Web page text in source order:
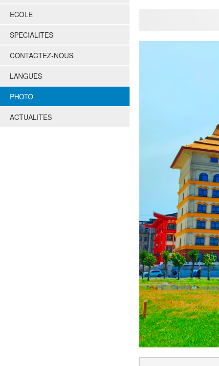
ECOLE
SPECIALITES
CONTACTEZ-NOUS
LANGUES
PHOTO
ACTUALITES